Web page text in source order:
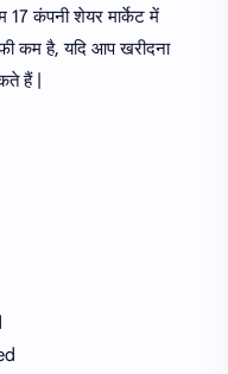
17 कंपनी शेयर मार्केट में
कम है, यदि आप खरीदना
हैं |